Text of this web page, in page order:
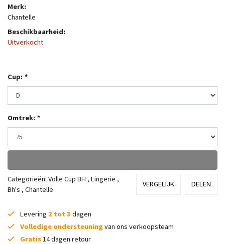
Merk:
Chantelle
Beschikbaarheid:
Uitverkocht
Cup: *
Omtrek: *
Categorieën: Volle Cup BH , Lingerie ,
Bh's , Chantelle
VERGELIJK DELEN
Levering 2 tot 3 dagen
Volledige ondersteuning van ons verkoopsteam
Gratis14 dagen retour